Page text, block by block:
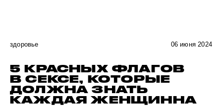
здоровье 06 июня 2024
5 КРАСНЫХ ФЛАГОВ
В СЕКСЕ, КОТОРЫЕ
ДОЛЖНА ЗНАТЬ
КАЖДАЯ ЖЕНЩИННА